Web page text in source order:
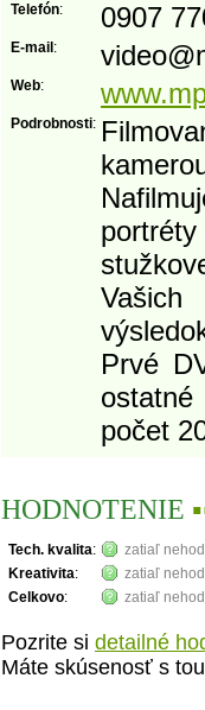
Telefón: 0907
E-mail : video@
Web:
Podrobnosti:
Prvé
počet
HODNOTENIE ▪
Tech. kvalita:
zatiaľ
Kreativita:
zatiaľ
Celkovo: zatiaľ
Pozrite si detailné
Máte skúsenosť s